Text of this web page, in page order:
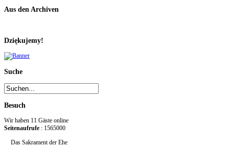
Aus den Archiven
Dziękujemy!
Suche
Besuch
Wir haben 11 Gäste online
Seitenaufrufe : 1565000
Das Sakrament der Ehe